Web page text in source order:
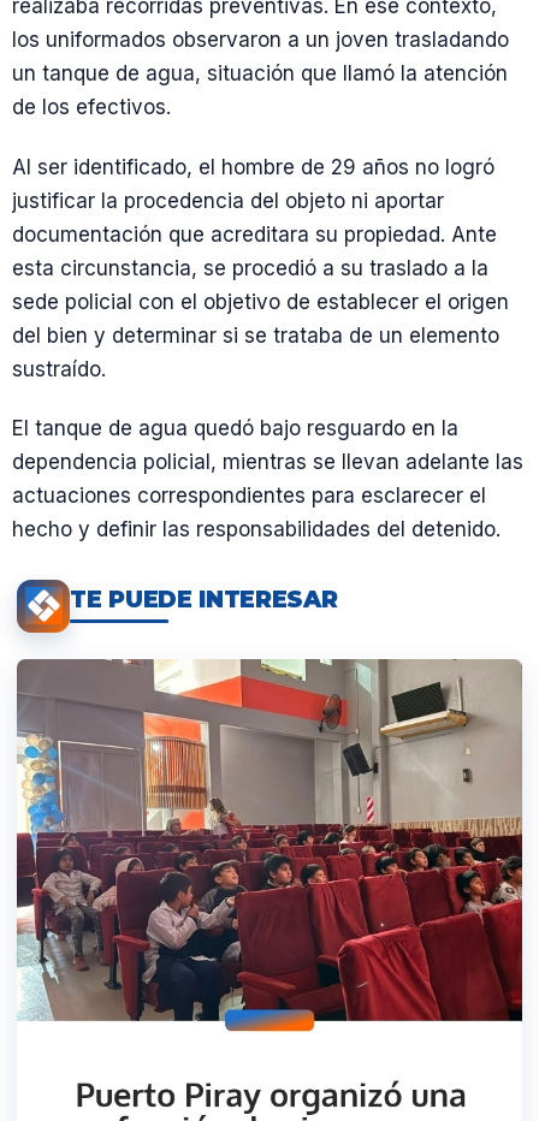
realizaba recorridas preventivas. En ese contexto,
los uniformados observaron a un joven trasladando
un tanque de agua, situación que llamó la atención
de los efectivos.
Al ser identificado, el hombre de 29 años no logró
justificar la procedencia del objeto ni aportar
documentación que acreditara su propiedad. Ante
esta circunstancia, se procedió a su traslado a la
sede policial con el objetivo de establecer el origen
del bien y determinar si se trataba de un elemento
sustraído.
El tanque de agua quedó bajo resguardo en la
dependencia policial, mientras se llevan adelante las
actuaciones correspondientes para esclarecer el
hecho y definir las responsabilidades del detenido.
TE PUEDE INTERESAR